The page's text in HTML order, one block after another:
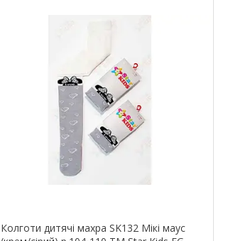
Колготи дитячі махра SK132 Мікі маус